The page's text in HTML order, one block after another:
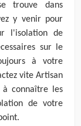
trouve dans
y venir pour
l'isolation de
sur le
à votre
vite Artisan
à connaître les
de votre